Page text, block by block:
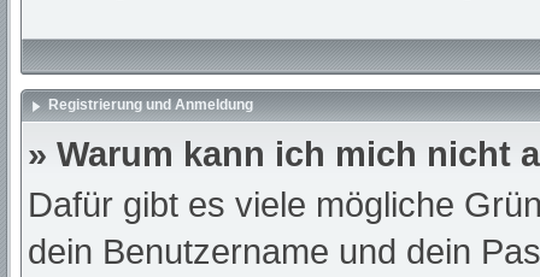
Registrierung und Anmeldung
» Warum kann ich mich nicht
Dafür gibt es viele mögliche
dein Benutzername und dein